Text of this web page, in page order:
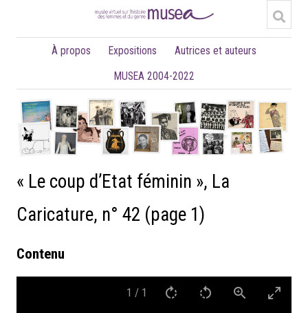
À propos Expositions
Autrices et auteurs
MUSEA 2004-2022
« Le coup d’Etat féminin », La
Caricature, n° 42 (page 1)
Contenu
1 / 1